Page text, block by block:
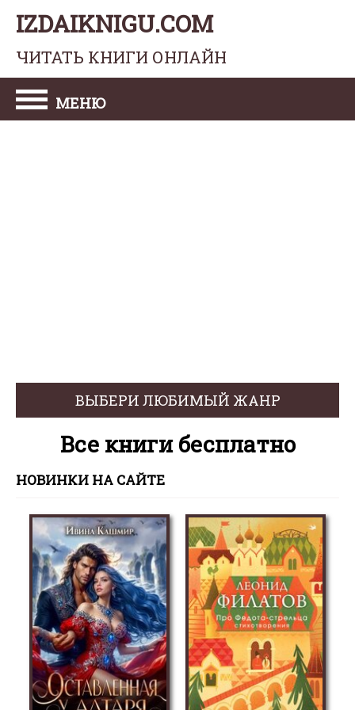
IZDAIKNIGU.COM
ЧИТАТЬ КНИГИ ОНЛАЙН
МЕНЮ
ВЫБЕРИ ЛЮБИМЫЙ ЖАНР
Все книги бесплатно
НОВИНКИ НА САЙТЕ